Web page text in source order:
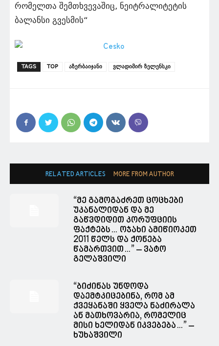
რომელთა შემთხვევაშიც, ნეიტრალიტეტის
ბალანსი გვესმის“
TAGS TOP აზერბაიჯანი ვლადიმირ ზელენსკი
RELATED ARTICLES MORE FROM AUTHOR
“მე გამოგაძრეთ ცოცხები
უკანალიდან და მე
გაწვდიდით კორუფციის
ფაქტებს… ოჯახი ამიწიოკეთ
2011 წელს და ქონება
წამართვით…” – ვატო
გელაშვილი
“ბიძინას უნდოდა
დაემტკიცებინა, რომ ამ
ქვეყანაში ყველა ნაძირალა
ან მათხოვარია, რომელიც
მისი ხელიდან იკვებება…” –
ხუხაშვილი